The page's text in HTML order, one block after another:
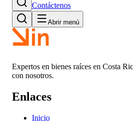
Contáctenos
Abrir menú
Expertos en bienes raíces en Costa
con nosotros.
Enlaces
Inicio